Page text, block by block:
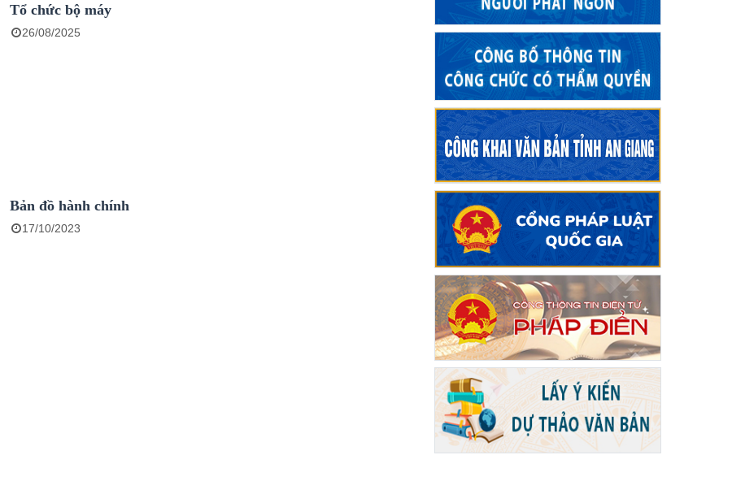
Tổ chức bộ máy
26/08/2025
Bản đồ hành chính
17/10/2023